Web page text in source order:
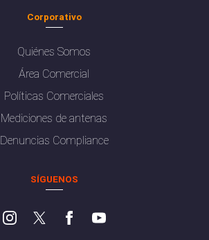
Corporativo
Quiénes Somos
Área Comercial
Políticas Comerciales
Mediciones de antenas
Denuncias Compliance
SÍGUENOS